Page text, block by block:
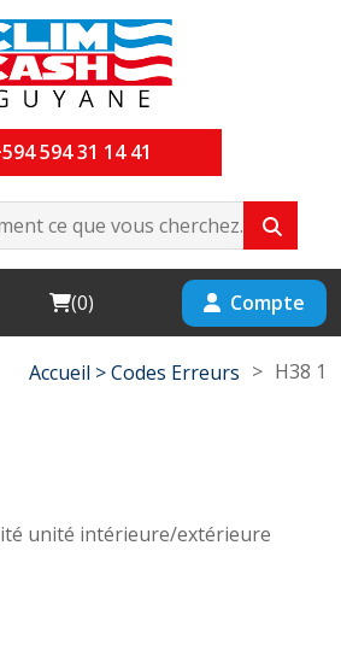
594 31 14 41
Cart
(0) Compte
Accueil >Codes Erreurs > H38 1
unité intérieure/extérieure